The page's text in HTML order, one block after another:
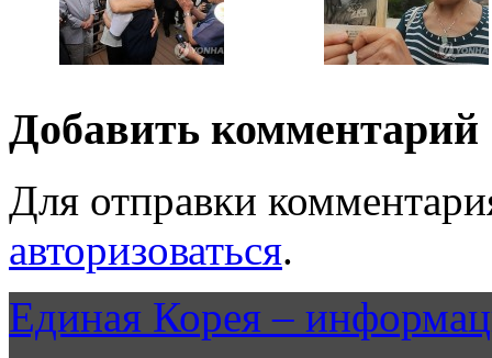
Добавить комментарий
Для отправки
авторизоваться.
Единая Корея –